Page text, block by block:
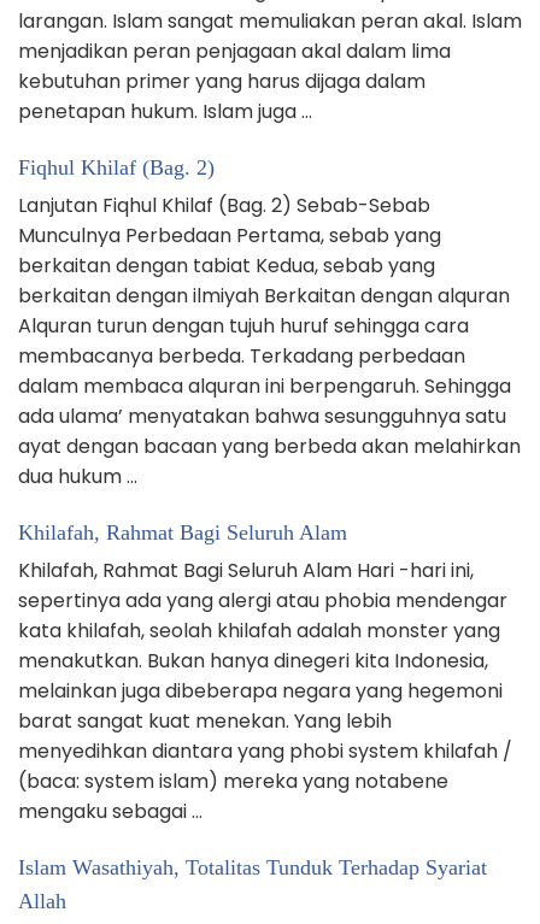
larangan. Islam sangat memuliakan peran akal. Islam
menjadikan peran penjagaan akal dalam lima
kebutuhan primer yang harus dijaga dalam
penetapan hukum. Islam juga …
Fiqhul Khilaf (Bag. 2)
Lanjutan Fiqhul Khilaf (Bag. 2) Sebab-Sebab
Munculnya Perbedaan Pertama, sebab yang
berkaitan dengan tabiat Kedua, sebab yang
berkaitan dengan ilmiyah Berkaitan dengan alquran
Alquran turun dengan tujuh huruf sehingga cara
membacanya berbeda. Terkadang perbedaan
dalam membaca alquran ini berpengaruh. Sehingga
ada ulama’ menyatakan bahwa sesungguhnya satu
ayat dengan bacaan yang berbeda akan melahirkan
dua hukum …
Khilafah, Rahmat Bagi Seluruh Alam
Khilafah, Rahmat Bagi Seluruh Alam Hari -hari ini,
sepertinya ada yang alergi atau phobia mendengar
kata khilafah, seolah khilafah adalah monster yang
menakutkan. Bukan hanya dinegeri kita Indonesia,
melainkan juga dibeberapa negara yang hegemoni
barat sangat kuat menekan. Yang lebih
menyedihkan diantara yang phobi system khilafah /
(baca: system islam) mereka yang notabene
mengaku sebagai …
Islam Wasathiyah, Totalitas Tunduk Terhadap Syariat
Allah